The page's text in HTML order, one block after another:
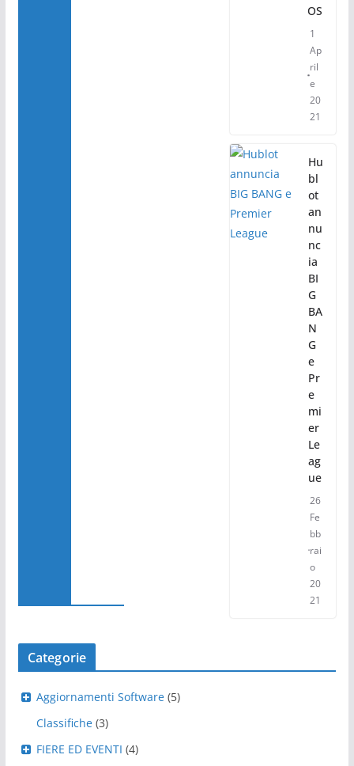
OS
1
Ap
ril
e
20
21
Hu
bl
ot
an
nu
nc
ia
BI
G
BA
N
G
e
Pr
e
mi
er
Le
ag
ue
26
Fe
bb
rai
o
20
21
Categorie
Aggiornamenti Software (5)
Classifiche (3)
FIERE ED EVENTI (4)